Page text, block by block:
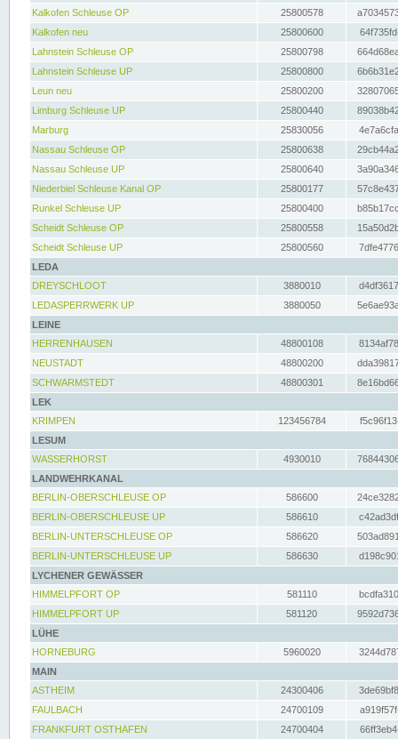
Kalkofen Schleuse OP
25800578
Kalkofen neu
25800600
Lahnstein Schleuse OP
25800798
Lahnstein Schleuse UP
25800800
Leun neu
25800200
Limburg Schleuse UP
25800440
Marburg
25830056
Nassau Schleuse OP
25800638
Nassau Schleuse UP
25800640
Niederbiel Schleuse Kanal OP
25800177
Runkel Schleuse UP
25800400
Scheidt Schleuse OP
25800558
Scheidt Schleuse UP
25800560
LEDA
DREYSCHLOOT
3880010
LEDASPERRWERK UP
3880050
LEINE
HERRENHAUSEN
48800108
NEUSTADT
48800200
SCHWARMSTEDT
48800301
LEK
KRIMPEN
123456784
LESUM
WASSERHORST
4930010
LANDWEHRKANAL
BERLIN-OBERSCHLEUSE OP
586600
BERLIN-OBERSCHLEUSE UP
586610
BERLIN-UNTERSCHLEUSE OP
586620
BERLIN-UNTERSCHLEUSE UP
586630
LYCHENER GEWÄSSER
HIMMELPFORT OP
581110
HIMMELPFORT UP
581120
LÜHE
HORNEBURG
5960020
MAIN
ASTHEIM
24300406
FAULBACH
24700109
FRANKFURT OSTHAFEN
24700404